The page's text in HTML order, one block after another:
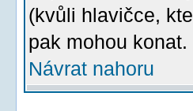
(kvůli hlavičce,
pak mohou konat.
Návrat nahoru